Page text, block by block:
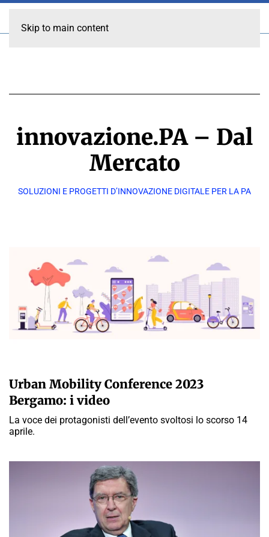
Skip to main content
innovazione.PA – Dal
Mercato
SOLUZIONI E PROGETTI D’INNOVAZIONE DIGITALE PER LA PA
Urban Mobility Conference 2023
Bergamo: i video
La voce dei protagonisti dell’evento svoltosi lo scorso 14
aprile.